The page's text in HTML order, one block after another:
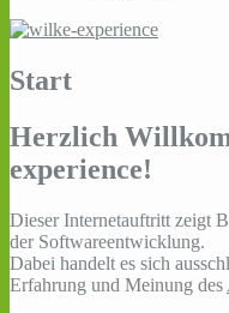
Start
Herzlich
experience!
Dieser Internetauftritt zeigt
der Softwareentwicklung.
Dabei handelt es sich
Erfahrung und Meinung des